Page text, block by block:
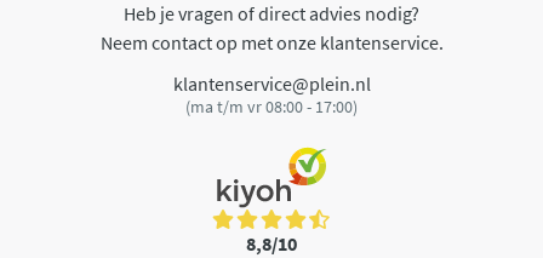
Heb je vragen of direct advies nodig?
Neem contact op met onze klantenservice.
klantenservice@plein.nl
(ma t/m vr 08:00 - 17:00)
8,8/10